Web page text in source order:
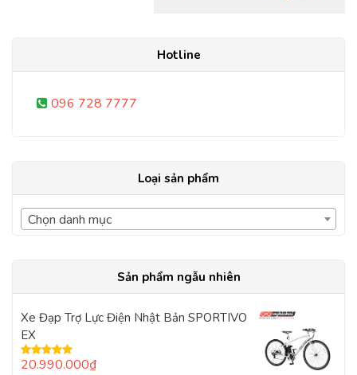
Hotline
096 728 7777
Loại sản phẩm
Chọn danh mục
Sản phẩm ngẫu nhiên
Xe Đạp Trợ Lực Điện Nhật Bản SPORTIVO
EX
Được xếp
20.990.000₫